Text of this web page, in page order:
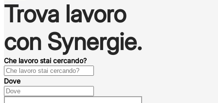
Trova lavoro
con Synergie.
Che lavoro stai cercando?
Dove